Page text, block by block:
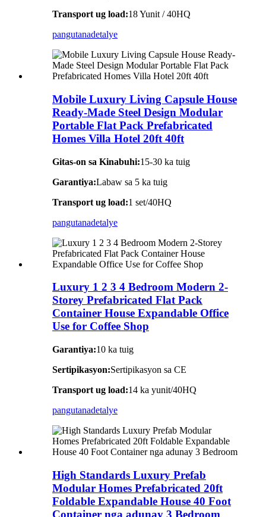
Transport ug load:18 Yunit / 40HQ
pangutanadetalye
Mobile Luxury Living Capsule House
Ready-Made Steel Design Modular
Portable Flat Pack Prefabricated
Homes Villa Hotel 20ft 40ft
Gitas-on sa Kinabuhi:15-30 ka tuig
Garantiya:Labaw sa 5 ka tuig
Transport ug load:1 set/40HQ
pangutanadetalye
Luxury 1 2 3 4 Bedroom Modern 2-
Storey Prefabricated Flat Pack
Container House Expandable Office
Use for Coffee Shop
Garantiya:10 ka tuig
Sertipikasyon:Sertipikasyon sa CE
Transport ug load:14 ka yunit/40HQ
pangutanadetalye
High Standards Luxury Prefab
Modular Homes Prefabricated 20ft
Foldable Expandable House 40 Foot
Container nga adunay 3 Bedroom